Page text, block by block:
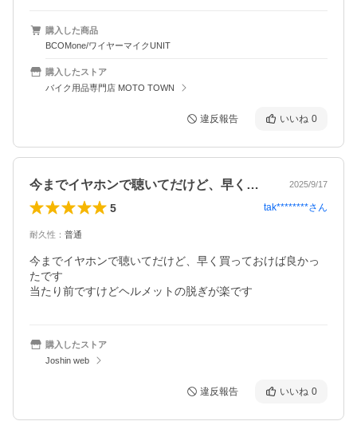
購入した商品
BCOMone/ワイヤーマイクUNIT
購入したストア
バイク用品専門店 MOTO TOWN
違反報告 いいね 0
今までイヤホンで聴いてだけど、早く買っ… 2025/9/17
5 tak********さん
耐久性 ： 普通
今までイヤホンで聴いてだけど、早く買っておけば良かっ
たです
当たり前ですけどヘルメットの脱ぎが楽です
購入したストア
Joshin web
違反報告 いいね 0